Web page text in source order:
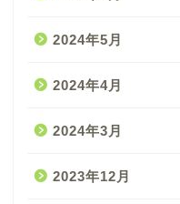
2024年5月
2024年4月
2024年3月
2023年12月